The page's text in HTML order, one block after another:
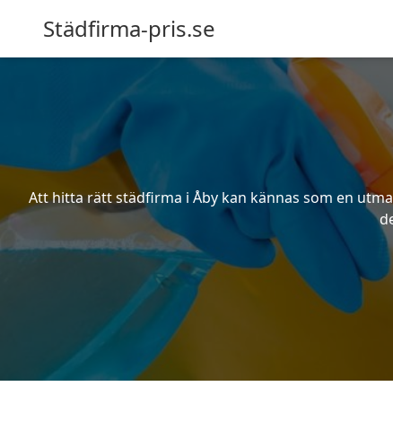
Städfirma-pris.se
Att hitta rätt städfirma i Åby kan kännas som en